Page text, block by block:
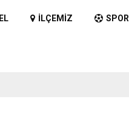
İLÇEMIZ SPOR